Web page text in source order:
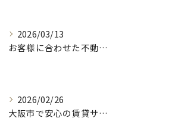
2026/03/13
お客様に合わせた不動産売買の細やかなサービス
2026/02/26
大阪市で安心の賃貸サポート体制とは